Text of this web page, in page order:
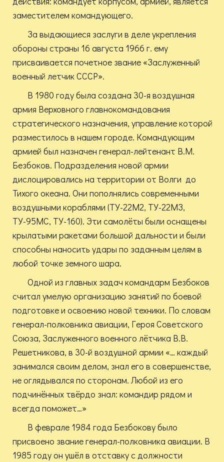
заместителем командующего.
За выдающиеся заслуги в деле укрепления
обороны страны 16 августа 1966 г. ему
присваивается почетное звание «Заслуженный
военный летчик СССР».
В 1980 году была создана 30-я воздушная
армия Верховного главнокомандования
стратегического назначения, управление которой
разместилось в нашем городе. Командующим
армией был назначен генерал-лейтенант В.М.
Безбоков. Подразделения новой армии
дислоцировались на территории от Волги до
Тихого океана. Они пополнялись современными
воздушными кораблями (ТУ-22М2, ТУ-22МЗ,
ТУ-95МС, ТУ-160). Эти самолёты были оснащены
крылатыми ракетами большой дальности и были
способны наносить удары по заданным целям в
любой точке земного шара.
Одной из главных задач командарм Безбоков
считал умелую организацию занятий по боевой
подготовке и освоению новой техники. По словам
генерал-полковника авиации, Героя Советского
Союза, Заслуженного военного лётчика В.В.
Решетникова, в 30-й воздушной армии «… каждый
занимался своим делом, знал его в совершенстве,
не оглядывался по сторонам. Любой из его
подчинённых твёрдо знал: командир рядом и
всегда поможет…»
В феврале 1984 года Безбокову было
присвоено звание генерал-полковника авиации. В
1985 году он ушёл в отставку с должности